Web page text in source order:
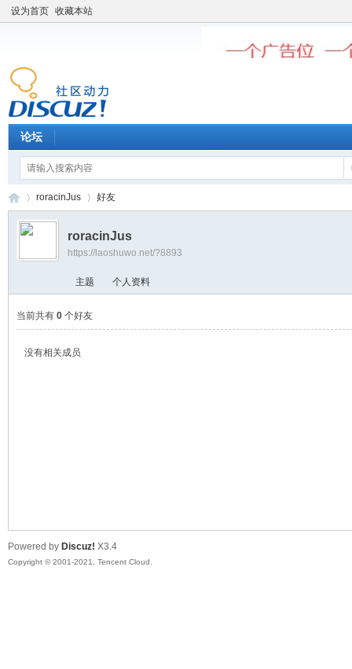
设为首页 收藏本站
论坛
›
roracinJus 好友
roracinJus
https://laoshuwo.net/?8893
主题 个人资料
当前共有 0个好友
没有相关成员
Powered by Discuz! X3.4
Copyright © 2001-2021, Tencent Cloud.